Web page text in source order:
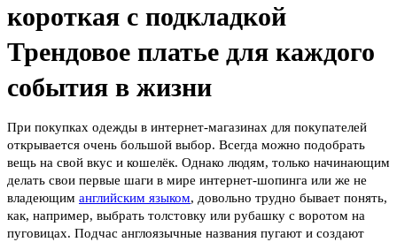
короткая с подкладкой
Трендовое платье для каждого
события в жизни
При покупках одежды в интернет-магазинах для покупателей
открывается очень большой выбор. Всегда можно подобрать
вещь на свой вкус и кошелёк. Однако людям, только начинающим
делать свои первые шаги в мире интернет-шопинга или же не
владеющим английским языком, довольно трудно бывает понять,
как, например, выбрать толстовку или рубашку с воротом на
пуговицах. Подчас англоязычные названия пугают и создают